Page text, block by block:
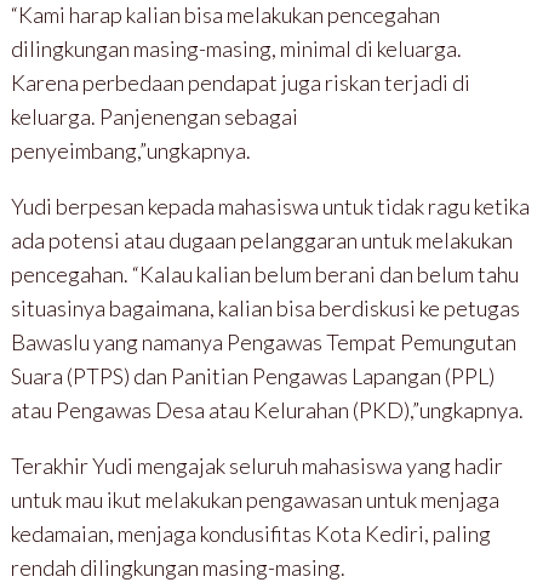
“Kami harap kalian bisa melakukan pencegahan
dilingkungan masing-masing, minimal di keluarga.
Karena perbedaan pendapat juga riskan terjadi di
keluarga. Panjenengan sebagai
penyeimbang,”ungkapnya.
Yudi berpesan kepada mahasiswa untuk tidak ragu ketika
ada potensi atau dugaan pelanggaran untuk melakukan
pencegahan. “Kalau kalian belum berani dan belum tahu
situasinya bagaimana, kalian bisa berdiskusi ke petugas
Bawaslu yang namanya Pengawas Tempat Pemungutan
Suara (PTPS) dan Panitian Pengawas Lapangan (PPL)
atau Pengawas Desa atau Kelurahan (PKD),”ungkapnya.
Terakhir Yudi mengajak seluruh mahasiswa yang hadir
untuk mau ikut melakukan pengawasan untuk menjaga
kedamaian, menjaga kondusifitas Kota Kediri, paling
rendah dilingkungan masing-masing.